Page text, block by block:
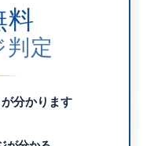
定
分かります